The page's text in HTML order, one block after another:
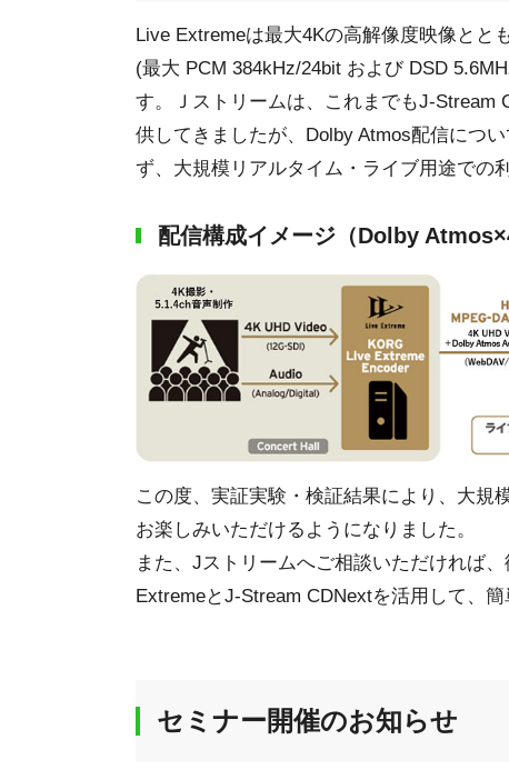
Live Extremeは最大4Kの高解像度映像とと
(最大 PCM 384kHz/24bit および DSD
す。Ｊストリームは、これまでもJ-Stream
供してきましたが、Dolby Atmos配信につ
ず、大規模リアルタイム・ライブ用途での
配信構成イメージ（Dolby
この度、実証実験・検証結果により、大規
お楽しみいただけるようになりました。
また、Jストリームへご相談いただければ
ExtremeとJ-Stream CDNextを活用して、簡
セミナー開催のお知らせ